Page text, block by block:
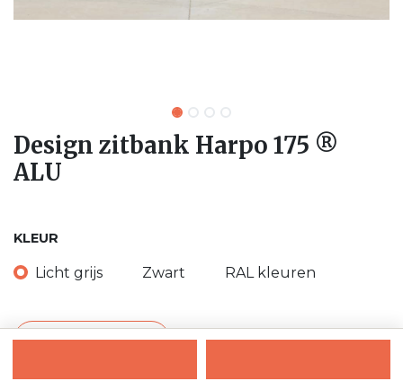
Design zitbank Harpo 175 ®
ALU
KLEUR
Licht grijs Zwart RAL kleuren
Ons contacteren